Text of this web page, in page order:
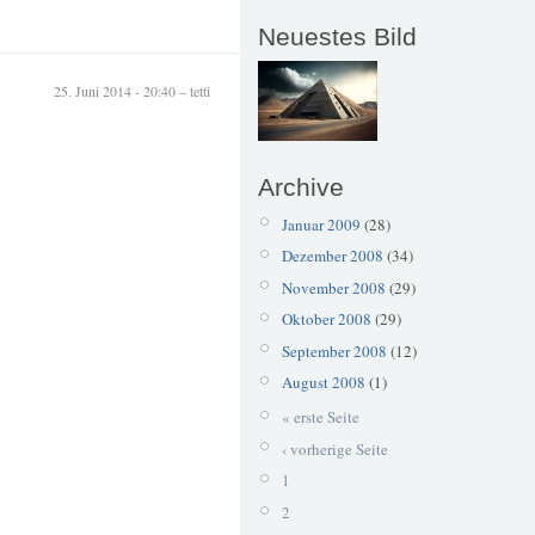
25. Juni 2014 - 20:40 – tetti
Neuestes Bild
Archive
Januar 2009 (28)
Dezember 2008 (34)
November 2008 (29)
Oktober 2008 (29)
September 2008 (12)
August 2008 (1)
« erste Seite
‹ vorherige Seite
1
2